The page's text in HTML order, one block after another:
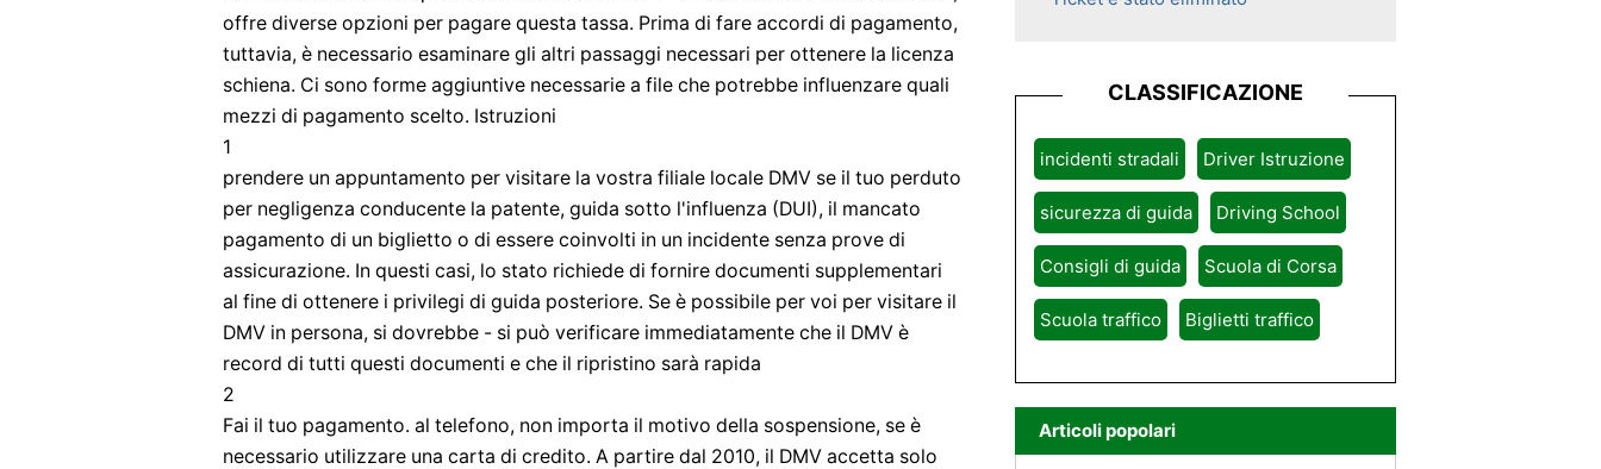
offre diverse opzioni per pagare questa tassa. Prima di fare accordi di pagamento,
tuttavia, è necessario esaminare gli altri passaggi necessari per ottenere la licenza
schiena. Ci sono forme aggiuntive necessarie a file che potrebbe influenzare quali
mezzi di pagamento scelto. Istruzioni
1
prendere un appuntamento per visitare la vostra filiale locale DMV se il tuo perduto
per negligenza conducente la patente, guida sotto l'influenza (DUI), il mancato
pagamento di un biglietto o di essere coinvolti in un incidente senza prove di
assicurazione. In questi casi, lo stato richiede di fornire documenti supplementari
al fine di ottenere i privilegi di guida posteriore. Se è possibile per voi per visitare il
DMV in persona, si dovrebbe - si può verificare immediatamente che il DMV è
record di tutti questi documenti e che il ripristino sarà rapida
2
Fai il tuo pagamento. al telefono, non importa il motivo della sospensione, se è
necessario utilizzare una carta di credito. A partire dal 2010, il DMV accetta solo
CLASSIFICAZIONE
incidenti stradali Driver Istruzione
sicurezza di guida Driving School
Consigli di guida Scuola di Corsa
Scuola traffico Biglietti traffico
Articoli popolari